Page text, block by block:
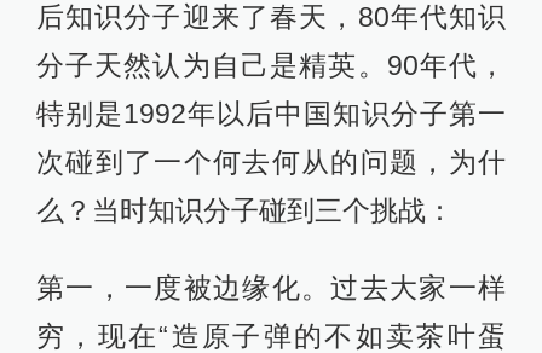
后知识分子迎来了春天，80年代知识
分子天然认为自己是精英。90年代，
特别是1992年以后中国知识分子第一
次碰到了一个何去何从的问题，为什
么？当时知识分子碰到三个挑战：
第一，一度被边缘化。过去大家一样
穷，现在“造原子弹的不如卖茶叶蛋